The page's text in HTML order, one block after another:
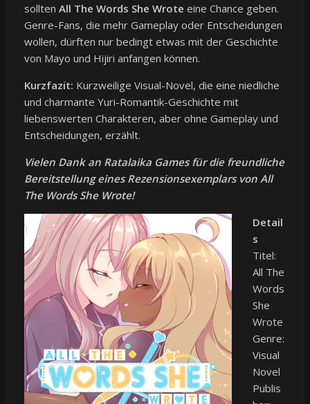
sollten All The Words She Wrote eine Chance geben.
Genre-Fans, die mehr Gameplay oder Entscheidungen
wollen, dürften nur bedingt etwas mit der Geschichte
von Mayo und Hijiri anfangen können.
Kurzfazit: Kurzweilige Visual-Novel, die eine niedliche
und charmante Yuri-Romantik-Geschichte mit
liebenswerten Charakteren, aber ohne Gameplay und
Entscheidungen, erzählt.
Vielen Dank an Ratalaika Games für die freundliche
Bereitstellung eines Rezensionsexemplars von All
The Words She Wrote!
Detail
s
Titel:
All The
Words
She
Wrote
Genre:
Visual
Novel
Publis